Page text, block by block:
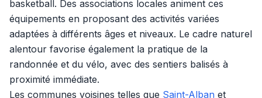
basketball. Des associations locales animent ces
équipements en proposant des activités variées
adaptées à différents âges et niveaux. Le cadre naturel
alentour favorise également la pratique de la
randonnée et du vélo, avec des sentiers balisés à
proximité immédiate.
Les communes voisines telles que Saint-Alban et